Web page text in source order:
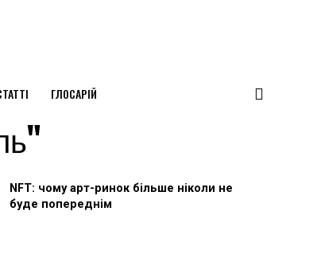
ГЛОСАРІЙ
NFT: чому арт-ринок більше ніколи не
буде попереднім